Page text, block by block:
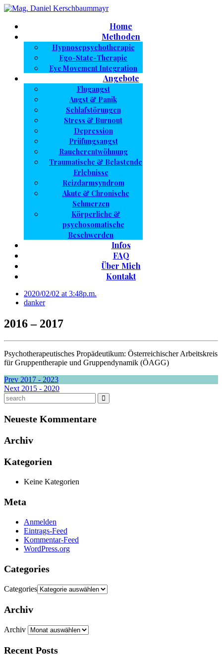
Home
Methoden
Hypnosepsychotherapie
Ego-State-Therapie
Eye Movement Integration
Angebote
Flugangst
Angst & Panik
Schlafstörungen
Stress & Burnout
Depression
Prüfungsangst
Raucherentwöhnung
Traumatische & Belastende
Erlebnisse
Reizdarmsyndrom
Akute & Chronische
Schmerzen
Körperliche &
psychosomatische
Beschwerden
Infos
FAQ
Über Mich
Kontakt
2020/02/02 at 3:48p.m.
danker
2016 – 2017
Psychotherapeutisches Propädeutikum: Österreichischer Arbeitskreis
für Gruppentherapie und Gruppendynamik (ÖAGG)
Prev 2017 - 2023
Next 2015 - 2020
Neueste Kommentare
Archiv
Kategorien
Keine Kategorien
Meta
Anmelden
Eintrags-Feed
Kommentar-Feed
WordPress.org
Categories
Categories
Archiv
Archiv
Recent Posts